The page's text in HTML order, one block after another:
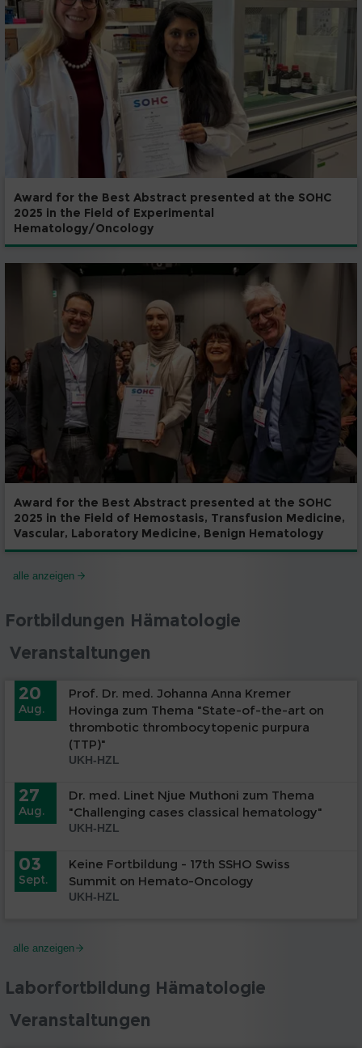
Award for the Best Abstract presented at the SOHC
2025 in the Field of Experimental
Hematology/Oncology
Award for the Best Abstract presented at the SOHC
2025 in the Field of Hemostasis, Transfusion Medicine,
Vascular, Laboratory Medicine, Benign Hematology
alle anzeigen
Fortbildungen Hämatologie
Veranstaltungen
20
Aug.
Prof. Dr. med. Johanna Anna Kremer
Hovinga zum Thema "State-of-the-art on
thrombotic thrombocytopenic purpura
(TTP)"
UKH-HZL
27
Aug.
Dr. med. Linet Njue Muthoni zum Thema
"Challenging cases classical hematology"
UKH-HZL
03
Sept.
Keine Fortbildung - 17th SSHO Swiss
Summit on Hemato-Oncology
UKH-HZL
alle anzeigen
Laborfortbildung Hämatologie
Veranstaltungen